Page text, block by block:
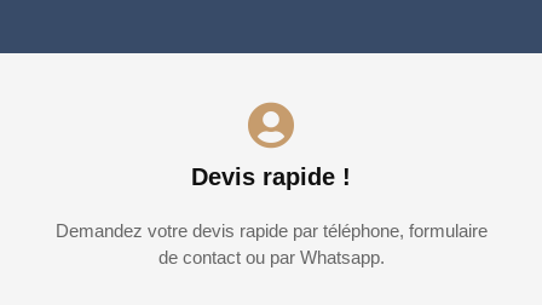
Devis rapide !
Demandez votre devis rapide par téléphone, formulaire
de contact ou par Whatsapp.